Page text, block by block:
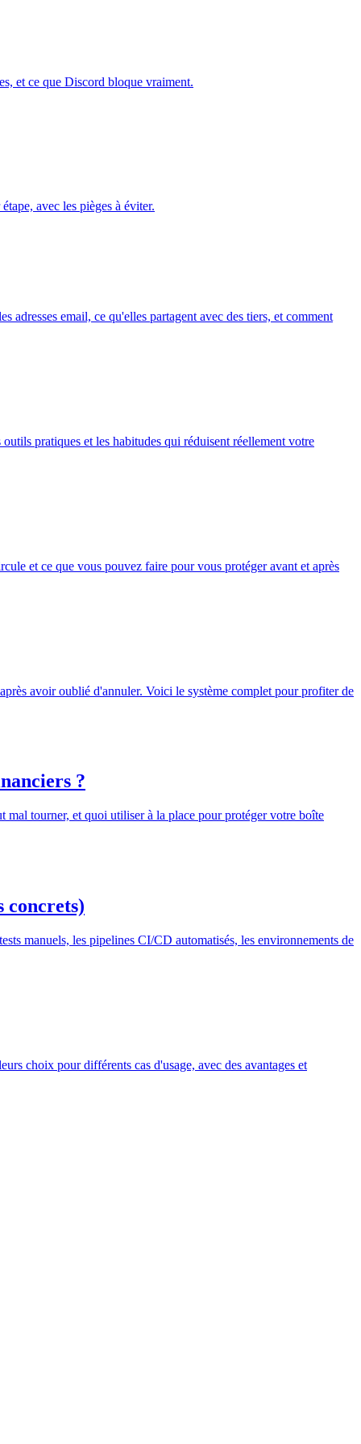
et ce que Discord bloque vraiment.
avec les pièges à éviter.
email, ce qu'elles partagent avec des tiers, et comment
pratiques et les habitudes qui réduisent réellement votre
et ce que vous pouvez faire pour vous protéger avant et après
avoir oublié d'annuler. Voici le système complet pour profiter de
?
mal tourner, et quoi utiliser à la place pour protéger votre boîte
concrets)
manuels, les pipelines CI/CD automatisés, les environnements de
choix pour différents cas d'usage, avec des avantages et